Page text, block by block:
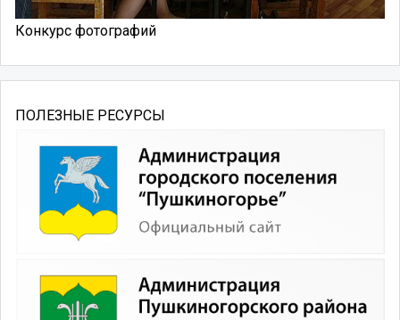
Конкурс фотографий
ПОЛЕЗНЫЕ РЕСУРСЫ